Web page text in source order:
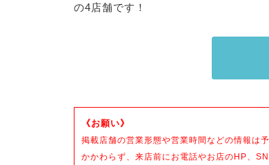
の4店舗です！
《お願い》
掲載店舗の営業形態や営業時間などの情報は
かかわらず、来店前にお電話やお店のHP、